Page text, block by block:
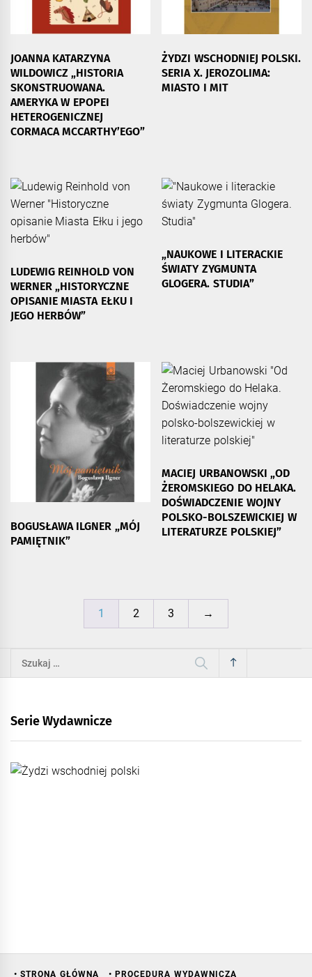
JOANNA KATARZYNA
WILDOWICZ „HISTORIA
SKONSTRUOWANA.
AMERYKA W EPOPEI
HETEROGENICZNEJ
CORMACA MCCARTHY’EGO”
ŻYDZI WSCHODNIEJ POLSKI.
SERIA X. JEROZOLIMA:
MIASTO I MIT
LUDEWIG REINHOLD VON
WERNER „HISTORYCZNE
OPISANIE MIASTA EŁKU I
JEGO HERBÓW”
„NAUKOWE I LITERACKIE
ŚWIATY ZYGMUNTA
GLOGERA. STUDIA”
BOGUSŁAWA ILGNER „MÓJ
PAMIĘTNIK”
MACIEJ URBANOWSKI „OD
ŻEROMSKIEGO DO HELAKA.
DOŚWIADCZENIE WOJNY
POLSKO-BOLSZEWICKIEJ W
LITERATURZE POLSKIEJ”
1 2 3 →
Szukaj:
Serie Wydawnicze
• STRONA GŁÓWNA • PROCEDURA WYDAWNICZA